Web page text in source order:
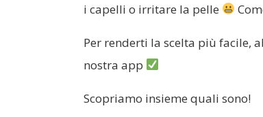
i capelli o irritare la pelle
Per renderti la scelta più facile,
nostra app
Scopriamo insieme quali sono!